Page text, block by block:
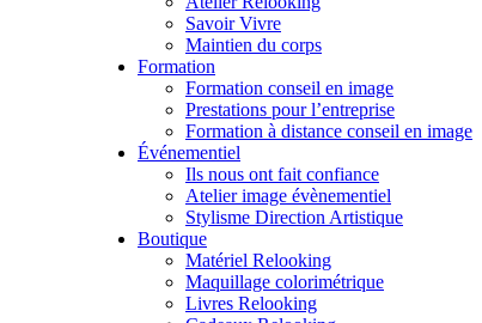
Savoir Vivre
Maintien du corps
Formation
Formation conseil en image
Prestations pour l’entreprise
Formation à distance conseil en image
Événementiel
Ils nous ont fait confiance
Atelier image évènementiel
Stylisme Direction Artistique
Boutique
Matériel Relooking
Maquillage colorimétrique
Livres Relooking